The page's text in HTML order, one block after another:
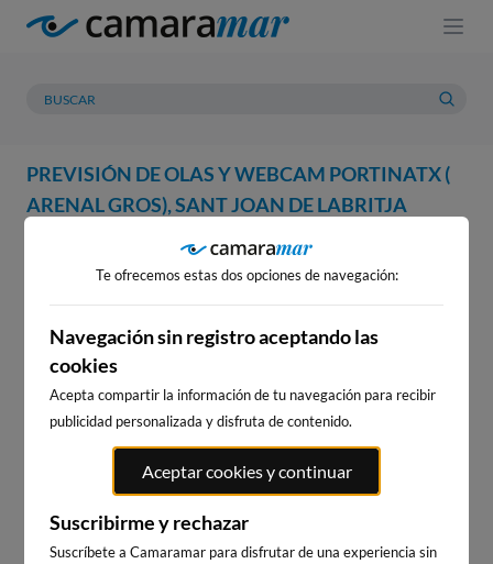
PREVISIÓN DE OLAS Y WEBCAM PORTINATX (
ARENAL GROS), SANT JOAN DE LABRITJA
PREVISIÓN METEOROLOGÍA
WEBCAM PORTINATX ( ARENAL
GROS), SANT JOAN DE LABRITJA
WEBCAMS CERCANAS
Te ofrecemos estas dos opciones de navegación:
Navegación sin registro aceptando las
cookies
Acepta compartir la información de tu navegación para recibir
publicidad personalizada y disfruta de contenido.
Aceptar cookies y continuar
Suscribirme y rechazar
Suscríbete a Camaramar para disfrutar de una experiencia sin